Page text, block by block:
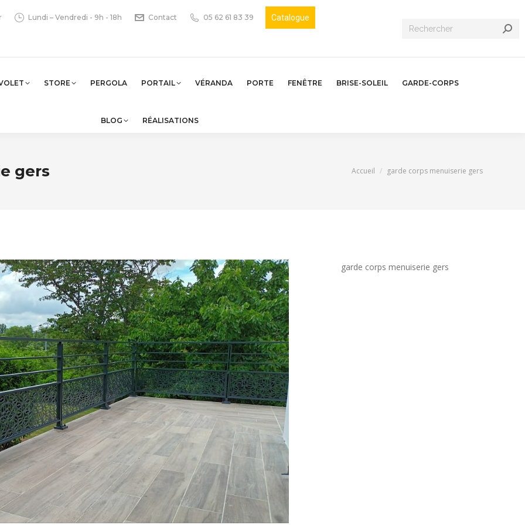
Lundi – Vendredi - 9h - 18h Contact 05 62 61 83 39 Catalogue
Recherche
STORE PERGOLA PORTAIL VÉRANDA PORTE FENÊTRE BRISE-SOLEIL GARDE-CORPS
BLOG RÉALISATIONS
gers Vous êtes ici :
Accueil garde corps menuiserie gers
garde corps menuiserie gers